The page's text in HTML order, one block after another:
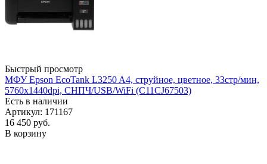
Быстрый просмотр
МФУ Epson EcoTank L3250 A4, струйное, цветное, 33стр/мин,
5760x1440dpi, СНПЧ/USB/WiFi (C11CJ67503)
Есть в наличии
Артикул: 171167
16 450 руб.
В корзину